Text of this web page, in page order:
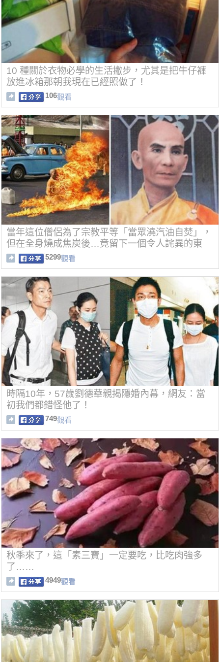
10 種關於衣物必學的生活撇步，尤其是把牛仔褲
放進冰箱那朝我現在已經照做了！
106觀看
當年這位僧侶為了宗教平等「當眾澆汽油自焚」，
但在全身燒成焦炭後…竟留下一個令人詫異的東
西！
5299觀看
時隔10年，57歲劉德華親揭隱婚內幕，網友：當
初我們都錯怪他了！
749觀看
秋季來了，這「素三寶」一定要吃，比吃肉強多
了……
4949觀看